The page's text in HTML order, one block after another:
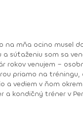
na mňa ocino musel
súťaženiu som sa
rokov venujem –
priamo na tréningu,
vediem v ňom